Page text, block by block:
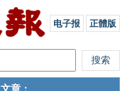
电子报 正體版
：